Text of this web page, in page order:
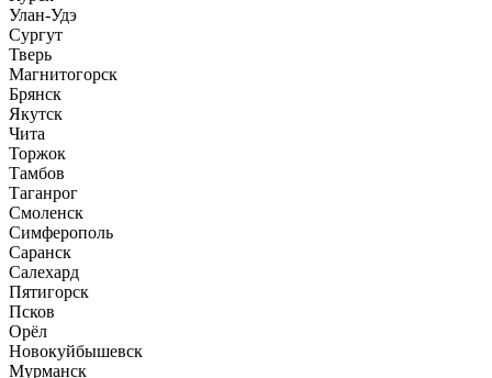
Улан-Удэ
Сургут
Тверь
Магнитогорск
Брянск
Якутск
Чита
Торжок
Тамбов
Таганрог
Смоленск
Симферополь
Саранск
Салехард
Пятигорск
Псков
Орёл
Новокуйбышевск
Мурманск